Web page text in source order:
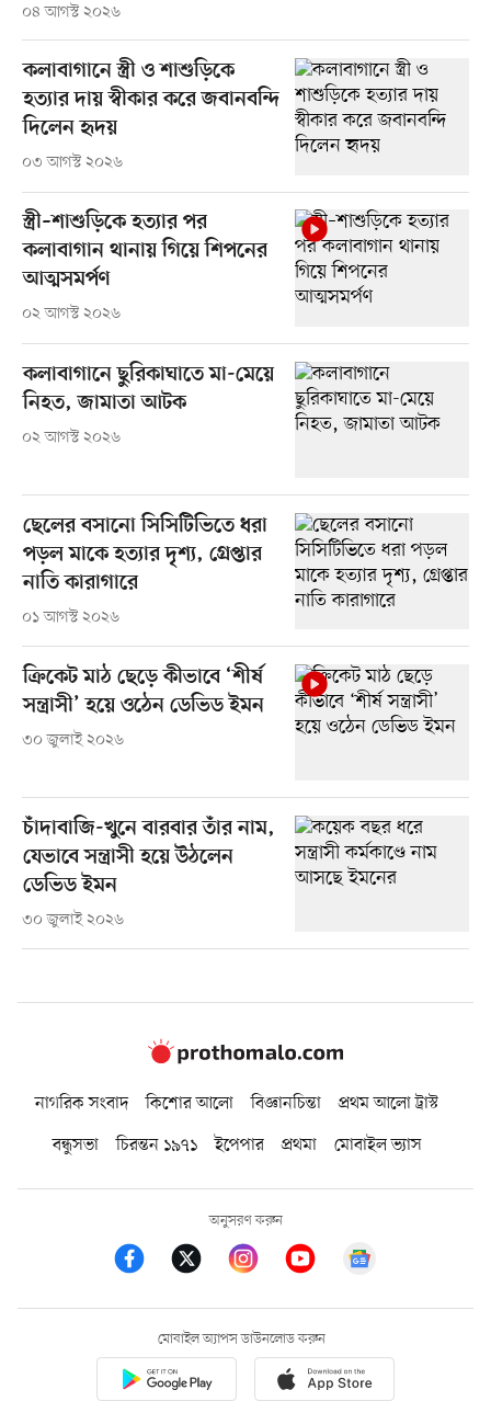
০৪ আগস্ট ২০২৬
কলাবাগানে স্ত্রী ও শাশুড়িকে
হত্যার দায় স্বীকার করে জবানবন্দি
দিলেন হৃদয়
০৩ আগস্ট ২০২৬
স্ত্রী–শাশুড়িকে হত্যার পর
কলাবাগান থানায় গিয়ে শিপনের
আত্মসমর্পণ
০২ আগস্ট ২০২৬
কলাবাগানে ছুরিকাঘাতে মা-মেয়ে
নিহত, জামাতা আটক
০২ আগস্ট ২০২৬
ছেলের বসানো সিসিটিভিতে ধরা
পড়ল মাকে হত্যার দৃশ্য, গ্রেপ্তার
নাতি কারাগারে
০১ আগস্ট ২০২৬
ক্রিকেট মাঠ ছেড়ে কীভাবে ‘শীর্ষ
সন্ত্রাসী’ হয়ে ওঠেন ডেভিড ইমন
৩০ জুলাই ২০২৬
চাঁদাবাজি-খুনে বারবার তাঁর নাম,
যেভাবে সন্ত্রাসী হয়ে উঠলেন
ডেভিড ইমন
৩০ জুলাই ২০২৬
নাগরিক সংবাদ কিশোর আলো বিজ্ঞানচিন্তা
প্রথম আলো ট্রাস্ট
বন্ধুসভা
চিরন্তন ১৯৭১ ইপেপার প্রথমা মোবাইল ভ্যাস
অনুসরণ করুন
মোবাইল অ্যাপস ডাউনলোড করুন